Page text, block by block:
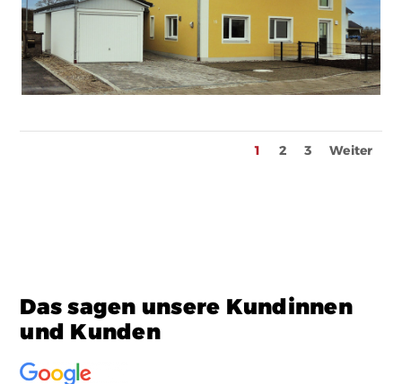
1 2 3 Weiter
Das sagen unsere Kundinnen
und Kunden